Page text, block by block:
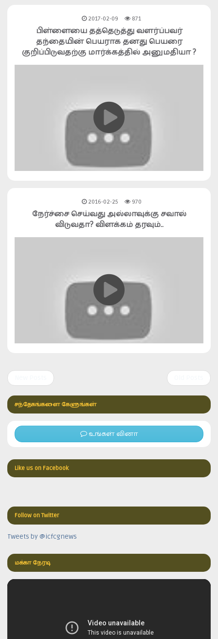
2017-02-09 871
பிள்ளையை தத்தெடுத்து வளர்ப்பவர்
தந்தையின் பெயராக தனது பெயரை
குறிப்பிடுவதற்கு மார்க்கத்தில் அனுமதியா ?
2016-02-25 970
நேர்ச்சை செய்வது அல்லாவுக்கு சவால்
விடுவதா? விளக்கம் தரவும்..
சந்தேகங்களை கேளுங்கள்
உங்கள் வினா
Like us on Facebook
Follow on Twitter
Tweets by @icfcgnews
மக்கா நேரடி